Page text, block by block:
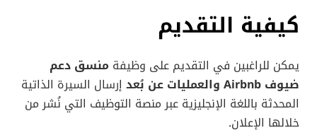
كيفية التقديم
يمكن للراغبين في التقديم على وظيفة منسق دعم
ضيوف Airbnb والعمليات عن بُعد
إرسال السيرة الذاتية
المحدثة باللغة الإنجليزية عبر منصة التوظيف التي نُشر من
خلالها الإعلان.